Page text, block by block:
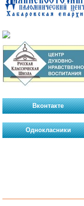
Вконтакте
Однокласники